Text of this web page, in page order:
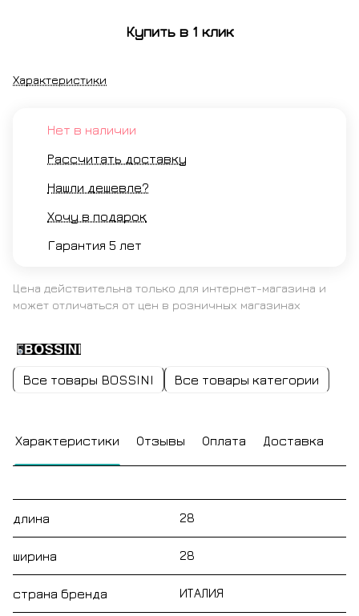
Купить в 1 клик
Характеристики
Нет в наличии
Рассчитать доставку
Нашли дешевле?
Хочу в подарок
Гарантия 5 лет
Цена действительна только для интернет-магазина и
может отличаться от цен в розничных магазинах
Все товары BOSSINI Все товары категории
Характеристики Отзывы Оплата Доставка
длина 28
ширина 28
страна бренда ИТАЛИЯ